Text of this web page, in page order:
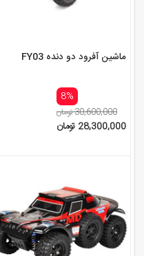
ماشین آفرود دو دنده FY03
8%
30,600,000 تومان
28,300,000 تومان